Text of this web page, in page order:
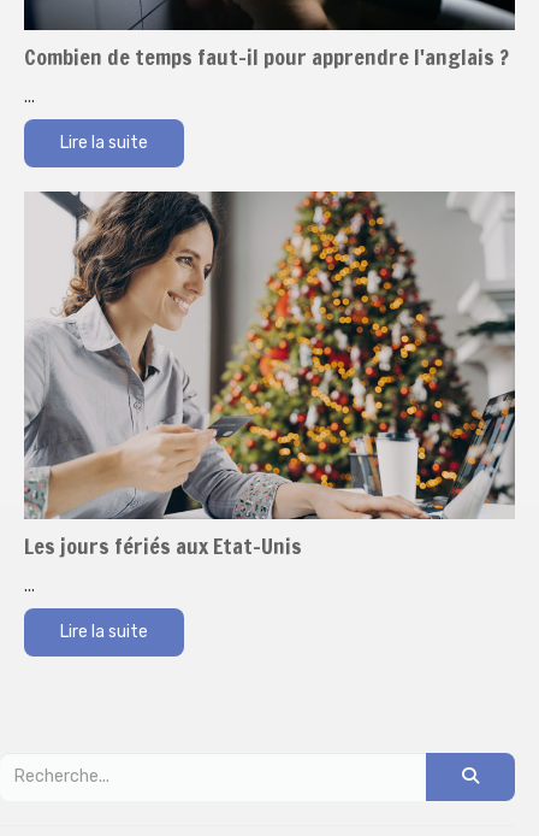
Combien de temps faut-il pour apprendre l'anglais ?
...
Lire la suite
Les jours fériés aux Etat-Unis
...
Lire la suite